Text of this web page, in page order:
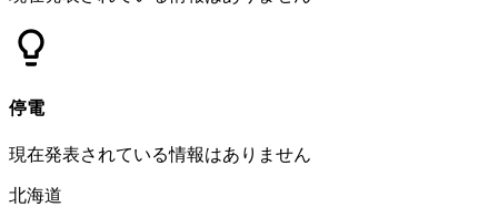
停電
現在発表されている情報はありません
北海道